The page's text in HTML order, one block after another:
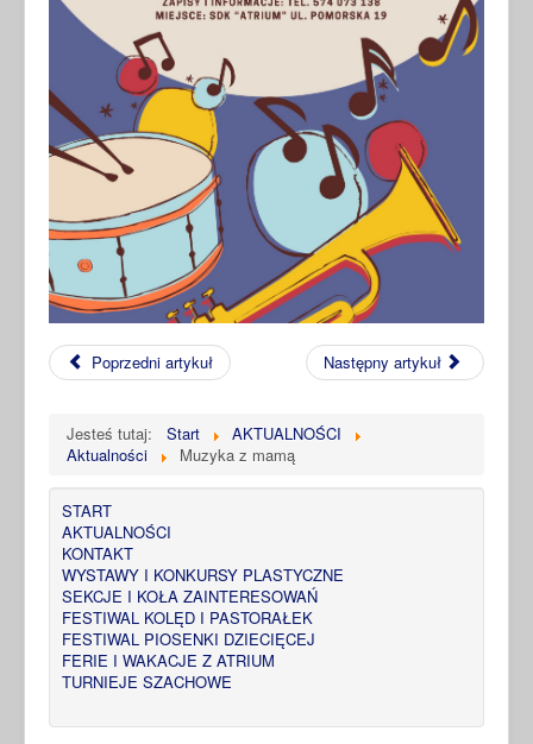
Poprzedni artykuł Następny artykuł
Jesteś tutaj: Start
AKTUALNOŚCI
Aktualności
Muzyka z mamą
START
AKTUALNOŚCI
KONTAKT
WYSTAWY I KONKURSY PLASTYCZNE
SEKCJE I KOŁA ZAINTERESOWAŃ
FESTIWAL KOLĘD I PASTORAŁEK
FESTIWAL PIOSENKI DZIECIĘCEJ
FERIE I WAKACJE Z ATRIUM
TURNIEJE SZACHOWE